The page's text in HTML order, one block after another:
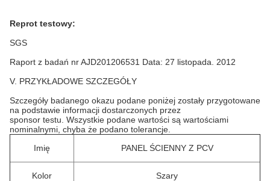
Reprot testowy:
SGS
Raport z badań nr AJD201206531 Data: 27 listopada.
2012
V. PRZYKŁADOWE SZCZEGÓŁY
Szczegóły badanego okazu podane poniżej zostały przygotowane
na podstawie informacji dostarczonych przez
sponsor testu. Wszystkie podane wartości są wartościami
nominalnymi, chyba że podano tolerancje.
Imię
PANEL ŚCIENNY Z PCV
Kolor Szary